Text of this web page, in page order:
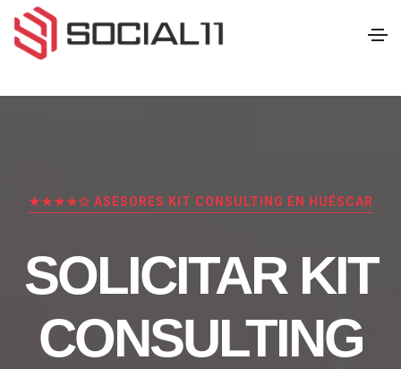
★★★★✩ ASESORES KIT CONSULTING EN HUÉSCAR
SOLICITAR KIT
CONSULTING